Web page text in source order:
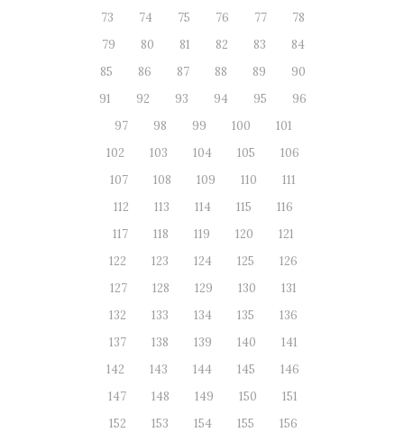
73
74 75 76 77
78
79
80 81 82 83
84
85
86 87 88 89
90
91
92 93 94 95
96
97
98 99 100
101
102
103 104 105
106
107
108 109 110
111
112
113 114 115
116
117
118 119 120
121
122
123 124 125
126
127
128 129 130
131
132
133 134 135
136
137
138 139 140
141
142
143 144 145
146
147
148 149 150
151
152
153 154 155
156